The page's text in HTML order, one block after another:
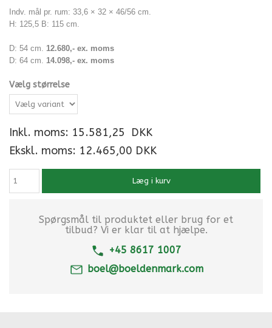
Indv. mål pr. rum: 33,6 × 32 × 46/56 cm.
H: 125,5 B: 115 cm.
D: 54 cm. 12.680,- ex. moms
D: 64 cm. 14.098,- ex. moms
Vælg størrelse
Inkl. moms: 15.581,25 DKK
Ekskl. moms: 12.465,00 DKK
Læg i kurv
Spørgsmål til produktet eller brug for et
tilbud? Vi er klar til at hjælpe.
+45 8617 1007
boel@boeldenmark.com